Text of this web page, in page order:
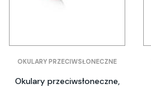
OKULARY PRZECIWSŁONECZNE
Okulary przeciwsłoneczne,